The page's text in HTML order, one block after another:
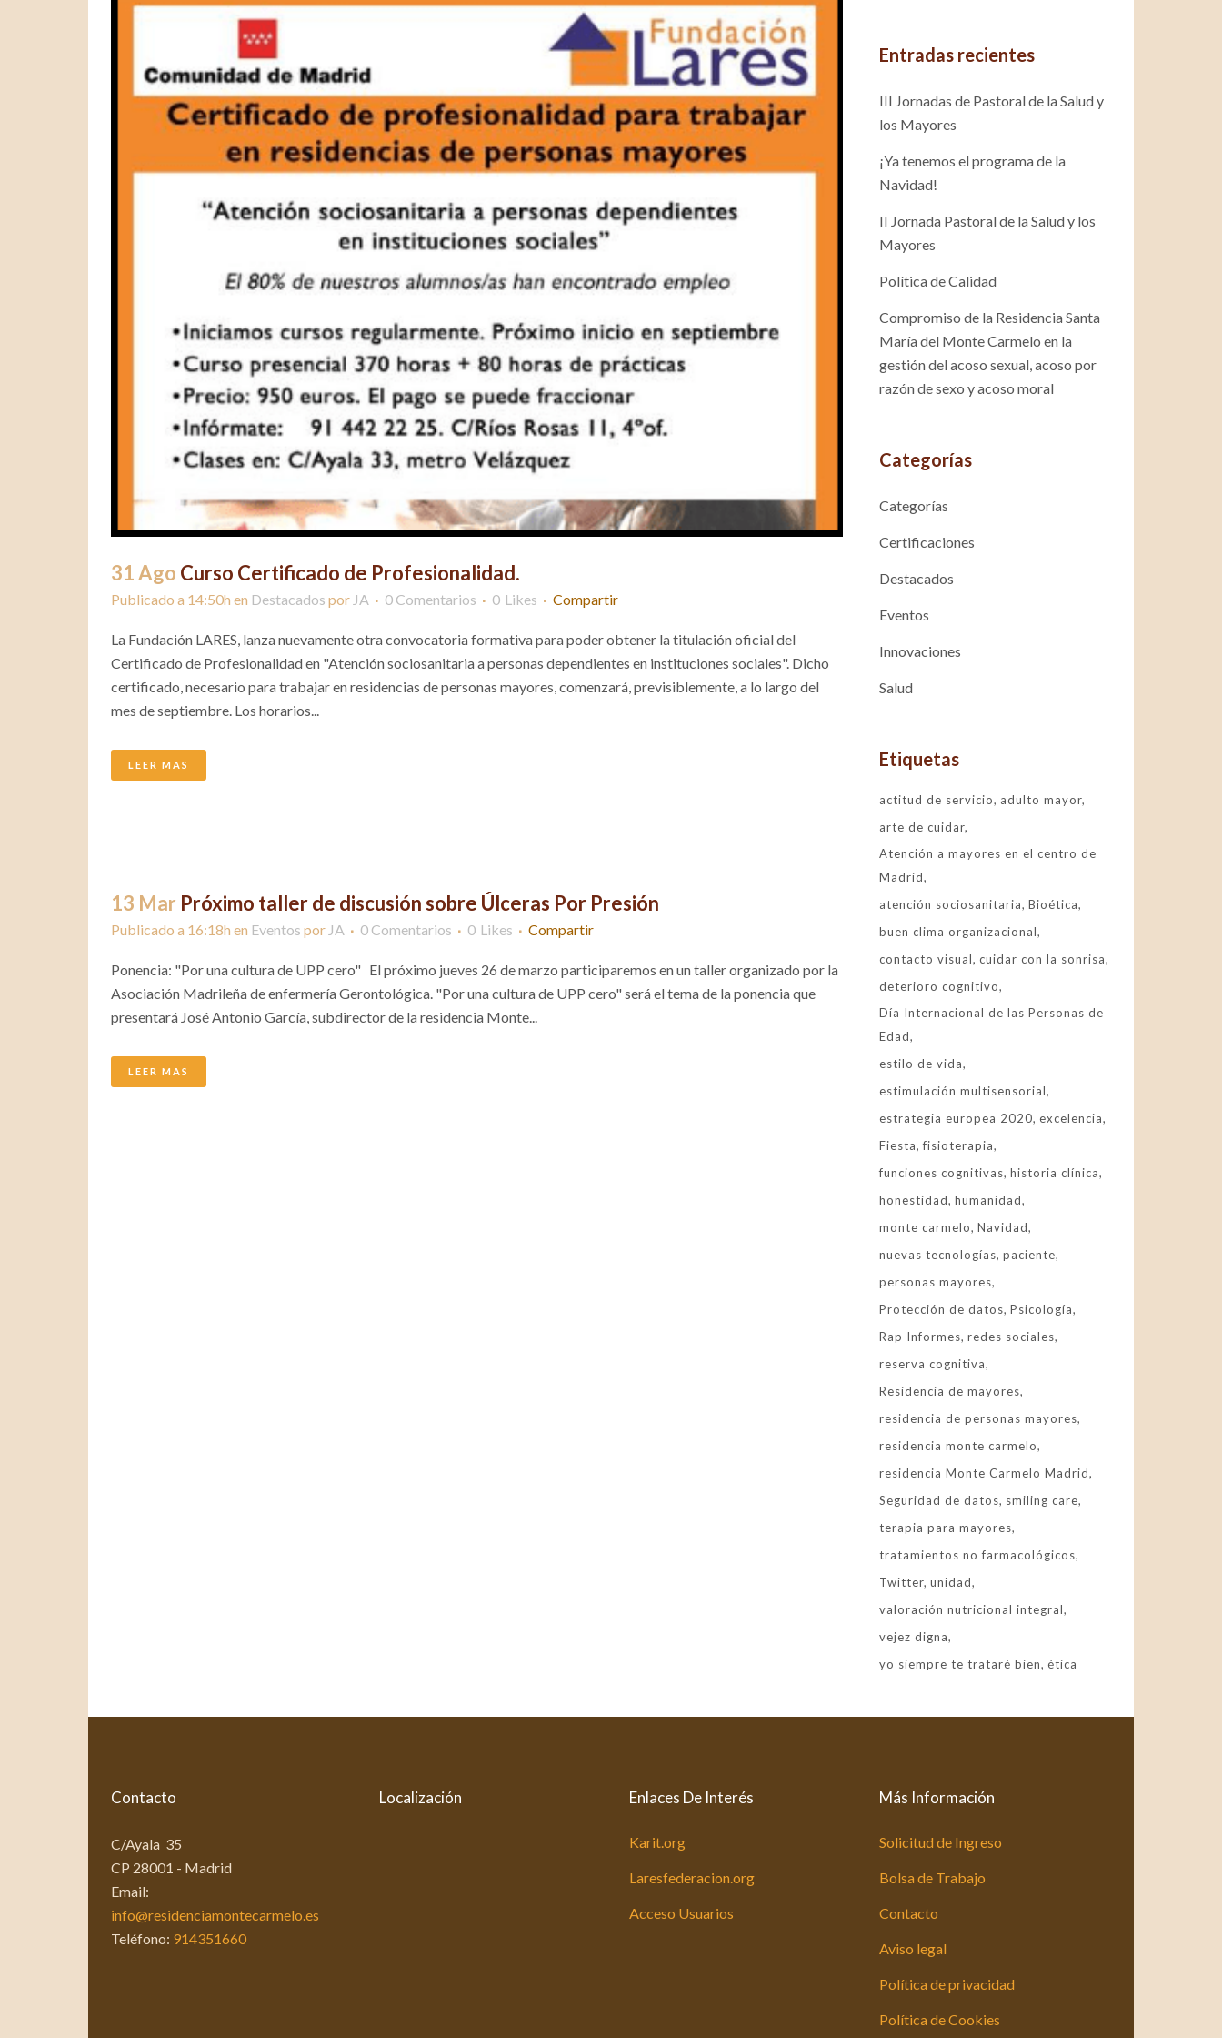
31 Ago Curso Certificado de Profesionalidad.
Publicado a 14:50h en Destacados por JA 0 Comentarios 0 Likes Compartir
La Fundación LARES, lanza nuevamente otra convocatoria formativa para poder obtener la titulación oficial del
Certificado de Profesionalidad en "Atención sociosanitaria a personas dependientes en instituciones sociales". Dicho
certificado, necesario para trabajar en residencias de personas mayores, comenzará, previsiblemente, a lo largo del
mes de septiembre. Los horarios...
LEER MAS
13 Mar Próximo taller de discusión sobre Úlceras Por Presión
Publicado a 16:18h en Eventos por JA 0 Comentarios 0 Likes Compartir
Ponencia: "Por una cultura de UPP cero" El próximo jueves 26 de marzo participaremos en un taller organizado por la
Asociación Madrileña de enfermería Gerontológica. "Por una cultura de UPP cero" será el tema de la ponencia que
presentará José Antonio García, subdirector de la residencia Monte...
LEER MAS
Entradas recientes
III Jornadas de Pastoral de la Salud y
los Mayores
¡Ya tenemos el programa de la
Navidad!
II Jornada Pastoral de la Salud y los
Mayores
Política de Calidad
Compromiso de la Residencia Santa
María del Monte Carmelo en la
gestión del acoso sexual, acoso por
razón de sexo y acoso moral
Categorías
Categorías
Certificaciones
Destacados
Eventos
Innovaciones
Salud
Etiquetas
actitud de servicio
adulto mayor
arte de cuidar
Atención a mayores en el centro de
Madrid
atención sociosanitaria Bioética
buen clima organizacional
contacto visual cuidar con la sonrisa
deterioro cognitivo
Día Internacional de las Personas de
Edad
estilo de vida
estimulación multisensorial
estrategia europea 2020 excelencia
Fiesta fisioterapia
funciones cognitivas historia clínica
honestidad humanidad
monte carmelo Navidad
nuevas tecnologías paciente
personas mayores
Protección de datos Psicología
Rap Informes redes sociales
reserva cognitiva
Residencia de mayores
residencia de personas mayores
residencia monte carmelo
residencia Monte Carmelo Madrid
Seguridad de datos smiling care
terapia para mayores
tratamientos no farmacológicos
Twitter unidad
valoración nutricional integral
vejez digna
yo siempre te trataré bien ética
Contacto
C/Ayala 35
CP 28001 - Madrid
Email:
info@residenciamontecarmelo.es
Teléfono: 914351660
Localización Enlaces De Interés
Karit.org
Laresfederacion.org
Acceso Usuarios
Más Información
Solicitud de Ingreso
Bolsa de Trabajo
Contacto
Aviso legal
Política de privacidad
Política de Cookies